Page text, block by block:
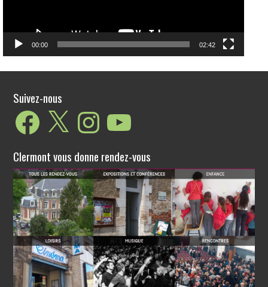
00:00 02:42
Suivez-nous
Facebook X Instagram
Clermont vous donne rendez-vous